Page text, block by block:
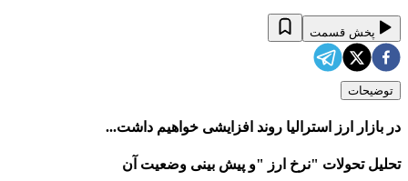
پخش قسمت
توضیحات
در بازار ارز استرالیا روند افزایشی خواهیم داشت...
تحلیل تحولات "نرخ ارز "و پیش بینی وضعیت آن